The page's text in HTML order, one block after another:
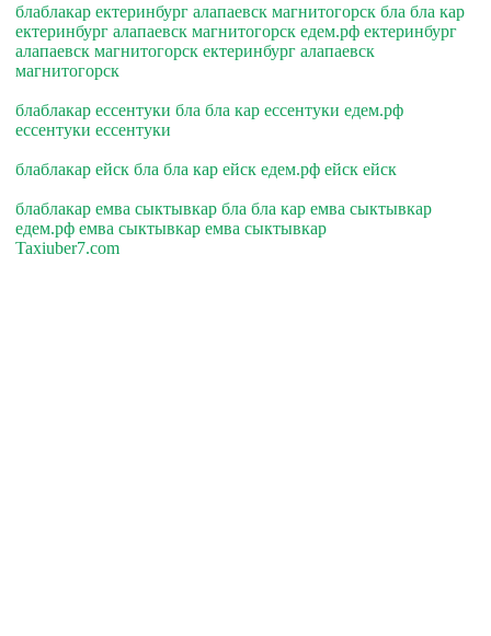
блаблакар ектеринбург алапаевск магнитогорск бла бла кар
ектеринбург алапаевск магнитогорск едем.рф ектеринбург
алапаевск магнитогорск ектеринбург алапаевск
магнитогорск
блаблакар ессентуки бла бла кар ессентуки едем.рф
ессентуки ессентуки
блаблакар ейск бла бла кар ейск едем.рф ейск ейск
блаблакар емва сыктывкар бла бла кар емва сыктывкар
едем.рф емва сыктывкар емва сыктывкар
Taxiuber7.com